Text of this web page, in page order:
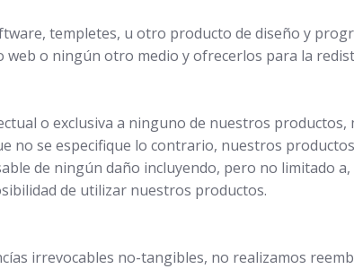
templetes, u otro producto de diseño y
web o ningún otro medio y ofrecerlos para la
o exclusiva a ninguno de nuestros
no se especifique lo contrario, nuestros
de ningún daño incluyendo, pero no limitado
de utilizar nuestros productos.
irrevocables no-tangibles, no realizamos